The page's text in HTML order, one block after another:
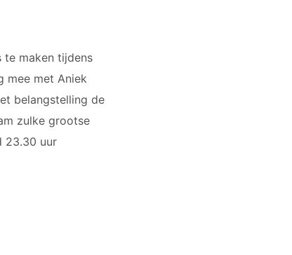
te maken tijdens
mee met Aniek
belangstelling de
zulke grootse
23.30 uur